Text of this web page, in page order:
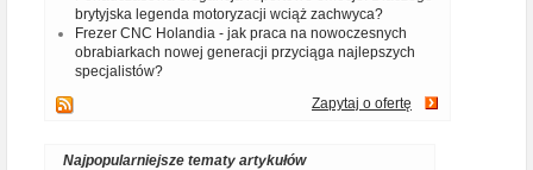
brytyjska legenda motoryzacji wciąż zachwyca?
Frezer CNC Holandia - jak praca na nowoczesnych
obrabiarkach nowej generacji przyciąga najlepszych
specjalistów?
Zapytaj o ofertę
Najpopularniejsze tematy artykułów